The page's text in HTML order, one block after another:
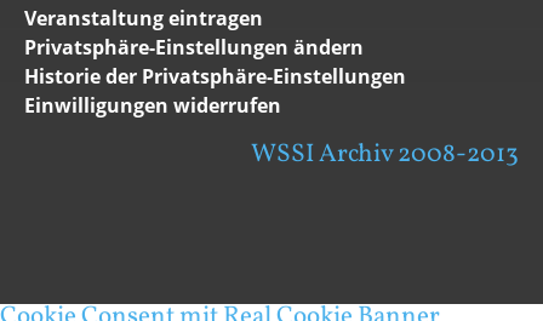
Veranstaltung eintragen
Privatsphäre-Einstellungen ändern
Historie der Privatsphäre-Einstellungen
Einwilligungen widerrufen
WSSI Archiv 2008-2013